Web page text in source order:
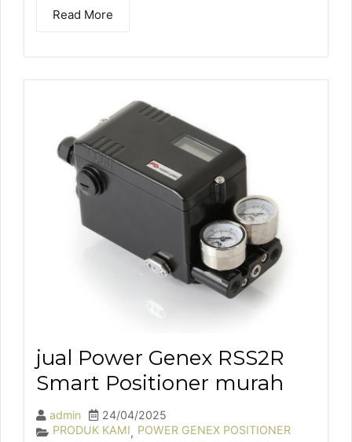
Read More
jual Power Genex RSS2R
Smart Positioner murah
admin
24/04/2025
PRODUK KAMI, POWER GENEX POSITIONER